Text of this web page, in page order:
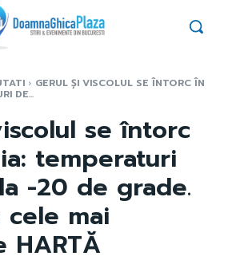
GERUL ȘI VISCOLUL SE ÎNTORC ÎN
DE...
se întorc
temperaturi
-20 de grade.
cele mai
HARTĂ